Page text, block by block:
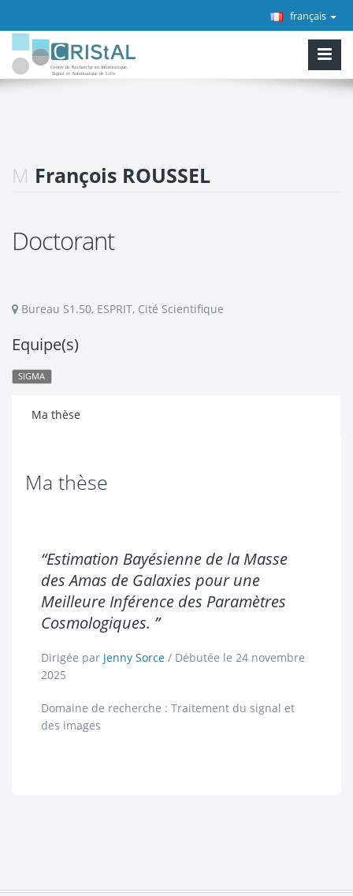
français
M François ROUSSEL
Doctorant
Bureau S1.50, ESPRIT, Cité Scientifique
Equipe(s)
SIGMA
Ma thèse
Ma thèse
“Estimation Bayésienne de la Masse
des Amas de Galaxies pour une
Meilleure Inférence des Paramètres
Cosmologiques. ”
Dirigée par Jenny Sorce / Débutée le 24 novembre
2025
Domaine de recherche : Traitement du signal et
des images